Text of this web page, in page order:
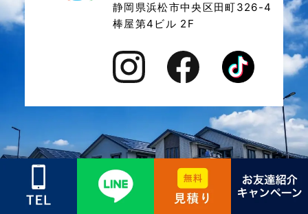
静岡県浜松市中央区田町326-4
棒屋第4ビル 2F